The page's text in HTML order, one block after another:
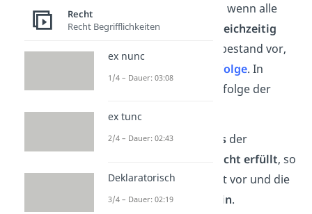
Tatbestand liegt also vor, wenn alle
Tatbestandsmerkmale
gleichzeitig
erfüllt
sind. Liegt ein Tatbestand vor,
Rechtsfolge. In
diesem Fall ist die Rechtsfolge der
Schadensersatz.
Merke:Ist auch nur eines der
nicht erfüllt, so
liegt der Tatbestand nicht vor und die
Rechtsfolge tritt nicht ein.
Recht
Recht Begrifflichkeiten
ex nunc
1/4 – Dauer: 03:08
ex tunc
2/4 – Dauer: 02:43
Deklaratorisch
3/4 – Dauer: 02:19